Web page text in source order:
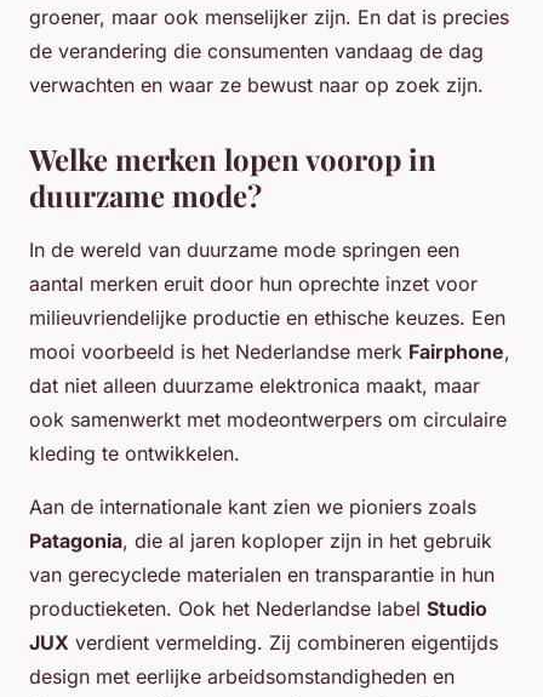
groener, maar ook menselijker zijn. En dat is precies
de verandering die consumenten vandaag de dag
verwachten en waar ze bewust naar op zoek zijn.
Welke merken lopen voorop in
duurzame mode?
In de wereld van duurzame mode springen een
aantal merken eruit door hun oprechte inzet voor
milieuvriendelijke productie en ethische keuzes. Een
mooi voorbeeld is het Nederlandse merk Fairphone,
dat niet alleen duurzame elektronica maakt, maar
ook samenwerkt met modeontwerpers om circulaire
kleding te ontwikkelen.
Aan de internationale kant zien we pioniers zoals
Patagonia, die al jaren koploper zijn in het gebruik
van gerecyclede materialen en transparantie in hun
productieketen. Ook het Nederlandse label Studio
JUX verdient vermelding. Zij combineren eigentijds
design met eerlijke arbeidsomstandigheden en